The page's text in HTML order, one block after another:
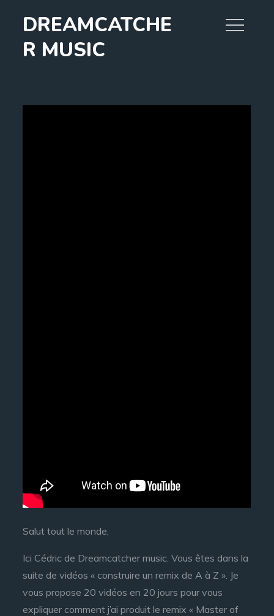
content
DREAMCATCHE
R MUSIC
Salut tout le monde,
Ici Cédric de Dreamcatcher music. Vous êtes dans la
suite de vidéos « construire un remix de A à Z ». Je
vous propose 20 vidéos en 20 jours pour vous
expliquer comment j’ai produit le remix « Master of